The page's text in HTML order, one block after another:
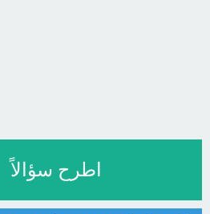
اطرح سؤالاً